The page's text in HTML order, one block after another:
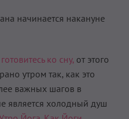
начинается накануне
готовитесь ко сну, от этого
утром так, как это
важных шагов в
является холодный душ